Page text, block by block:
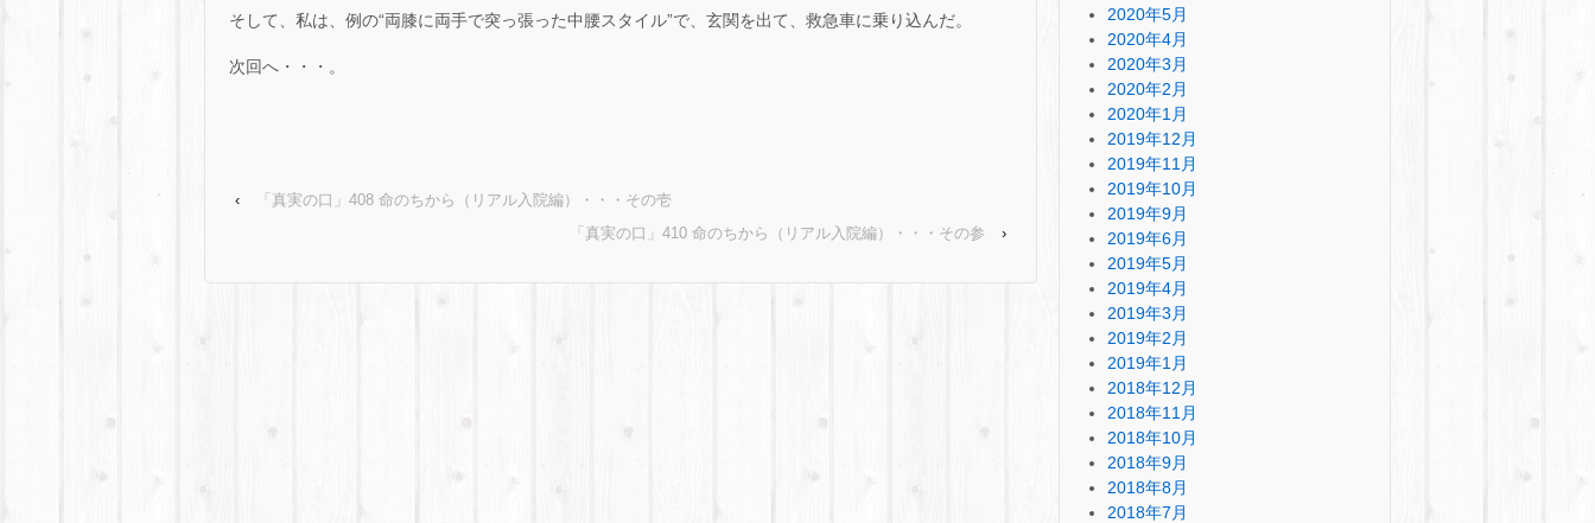
そして、私は、例の“両膝に両手で突っ張った中腰スタイル”で、玄関を出て、救急車に乗り込んだ。
次回へ・・・。
‹
「真実の口」408 命のちから（リアル入院編）・・・その壱
「真実の口」410 命のちから（リアル入院編）・・・その参
›
2020年5月
2020年4月
2020年3月
2020年2月
2020年1月
2019年12月
2019年11月
2019年10月
2019年9月
2019年6月
2019年5月
2019年4月
2019年3月
2019年2月
2019年1月
2018年12月
2018年11月
2018年10月
2018年9月
2018年8月
2018年7月